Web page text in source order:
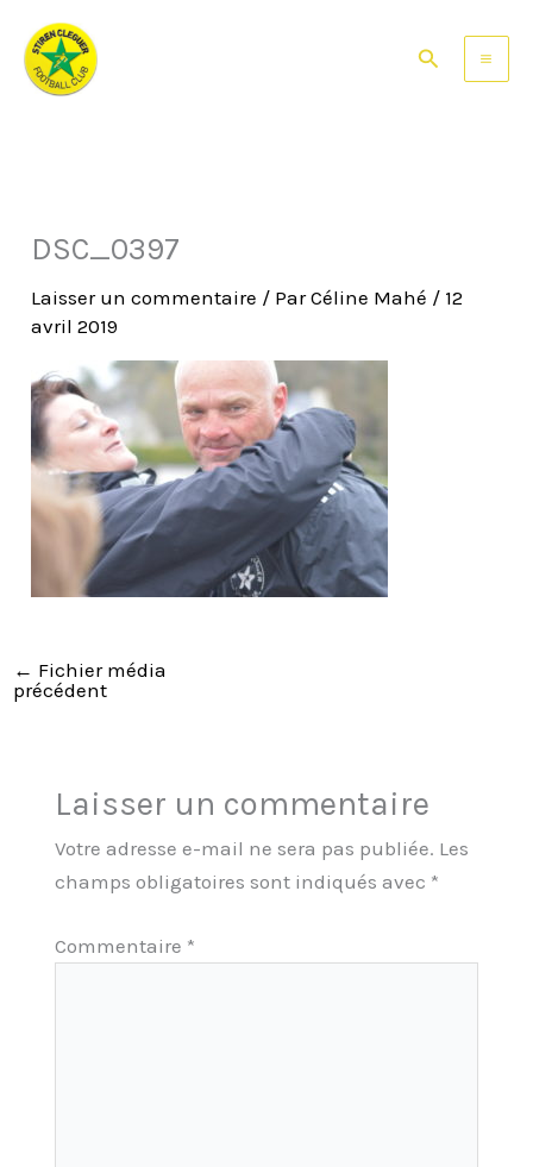
contenu
Rechercher
DSC_0397
Laisser un commentaire / ParCéline Mahé / 12
avril 2019
← Fichier média
précédent
Laisser un commentaire
Votre adresse e-mail ne sera pas publiée. Les
champs obligatoires sont indiqués avec *
Commentaire *